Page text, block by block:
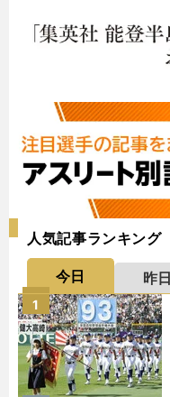
人気記事ランキング
今日 昨日
1